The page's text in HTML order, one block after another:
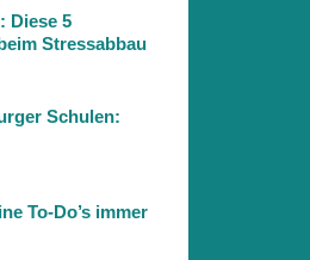
Diese 5
Stressabbau
Schulen:
To-Do’s immer